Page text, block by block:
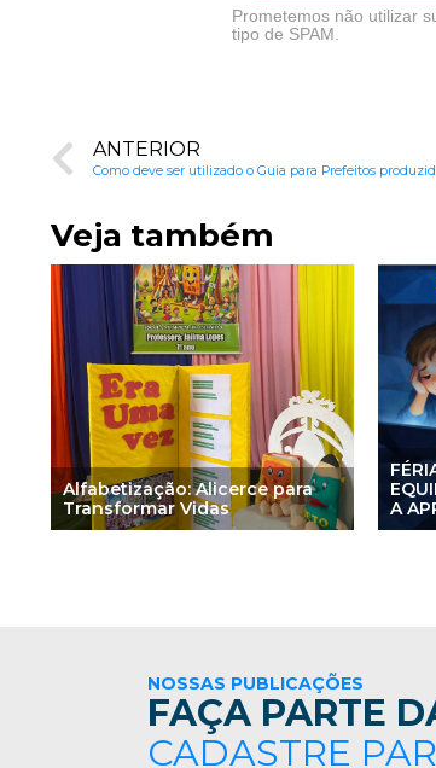
Prometemos não utilizar
tipo de SPAM.
ANTERIOR
Veja também
Alfabetização: Alicerce para
Transformar Vidas
A
NOSSAS PUBLICAÇÕES
FAÇA PARTE
CADASTRE